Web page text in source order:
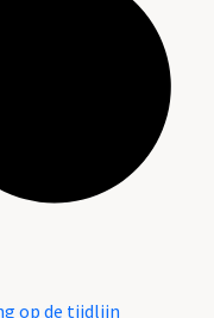
op de tijdlijn